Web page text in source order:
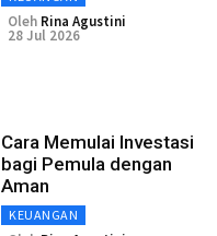
Oleh Rina Agustini
28 Jul 2026
Cara Memulai Investasi
bagi Pemula dengan
Aman
KEUANGAN